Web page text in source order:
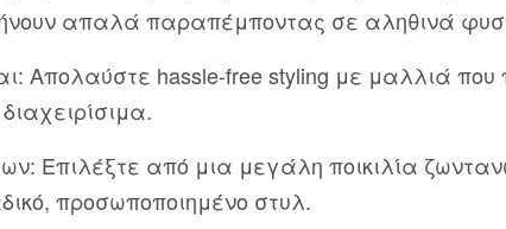
απαλά παραπέμποντας σε αληθινά
Απολαύστε hassle-free styling με μαλλιά
Επιλέξτε από μια μεγάλη ποικιλία
προσωποποιημένο στυλ.